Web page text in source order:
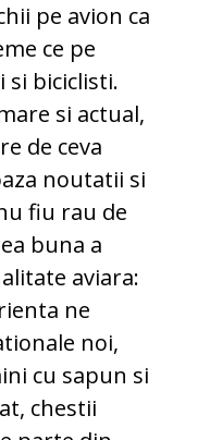
pe avion ca
ce pe
si biciclisti.
si actual,
de ceva
noutatii si
fiu rau de
buna a
aviara:
ne
noi,
cu sapun si
chestii